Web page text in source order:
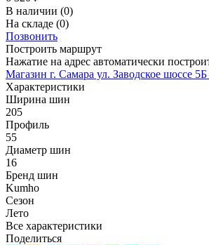
В наличии (0)
На складе (0)
Позвонить
Построить маршрут
Нажатие на адрес автоматически
Магазин г. Самара ул. Заводское шоссе 5Б
Характеристики
Ширина шин
205
Профиль
55
Диаметр шин
16
Бренд шин
Kumho
Сезон
Лето
Все характеристики
Поделиться